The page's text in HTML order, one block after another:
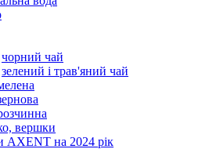
чорний чай
зелений і трав'яний чай
вершки
на 2024 рік